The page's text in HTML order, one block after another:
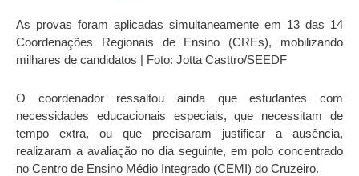
As provas foram aplicadas simultaneamente em 13 das 14
Coordenações Regionais de Ensino (CREs), mobilizando
milhares de candidatos | Foto: Jotta Casttro/SEEDF
O coordenador ressaltou ainda que estudantes com
necessidades educacionais especiais, que necessitam de
tempo extra, ou que precisaram justificar a ausência,
realizaram a avaliação no dia seguinte, em polo concentrado
no Centro de Ensino Médio Integrado (CEMI) do Cruzeiro.